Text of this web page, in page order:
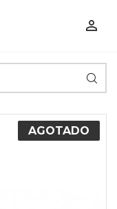

AGOTADO